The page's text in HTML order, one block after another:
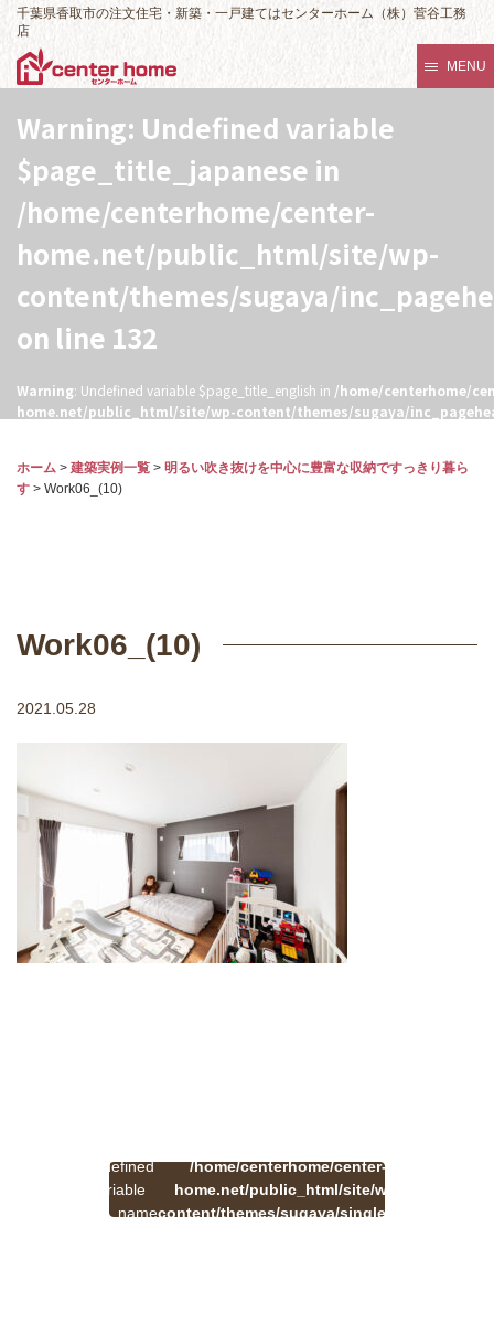
千葉県香取市の注文住宅・新築・一戸建てはセンターホーム（株）菅谷工務
店
MENU
Warning: Undefined variable
$page_title_japanese in
/home/centerhome/center-
home.net/public_html/site/wp-
content/themes/sugaya/
on line 132
Warning: Undefined variable $page_title_english in /home/centerhome/
home.net/public_html/site/wp-content/themes/sugaya/
ホーム > 建築実例一覧 > 明るい吹き抜けを中心に豊富な収納ですっきり暮ら
す > Work06_(10)
Work06_(10)
2021.05.28
Undefined
variable
$cat_name
/home/centerhome/center-
home.net/public_html/site/wp-
content/themes/sugaya/single.php